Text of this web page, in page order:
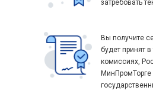
затребовать
Вы получите
будет принят
комиссиях,
МинПромТорге